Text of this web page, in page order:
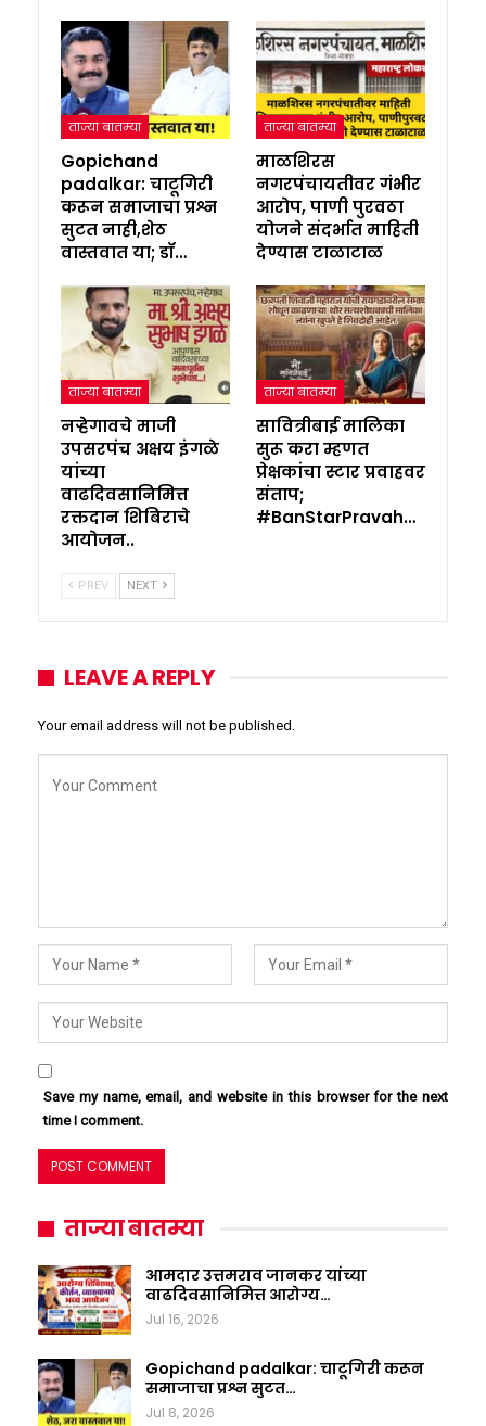
ताज्या बातम्या
Gopichand
padalkar: चाटूगिरी
करून समाजाचा प्रश्न
सुटत नाही,शेठ
वास्तवात या; डॉ…
ताज्या बातम्या
माळशिरस
नगरपंचायतीवर गंभीर
आरोप, पाणी पुरवठा
योजने संदर्भात माहिती
देण्यास टाळाटाळ
ताज्या बातम्या
नऱ्हेगावचे माजी
उपसरपंच अक्षय इंगळे
यांच्या
वाढदिवसानिमित्त
रक्तदान शिबिराचे
आयोजन..
ताज्या बातम्या
सावित्रीबाई मालिका
सुरू करा म्हणत
प्रेक्षकांचा स्टार प्रवाहवर
संताप;
#BanStarPravah…
PREV NEXT
LEAVE A REPLY
Your email address will not be published.
Save my name, email, and website in this browser for the next
time I comment.
ताज्या बातम्या
आमदार उत्तमराव जानकर यांच्या
वाढदिवसानिमित्त आरोग्य…
Jul 16, 2026
Gopichand padalkar: चाटूगिरी करून
समाजाचा प्रश्न सुटत…
Jul 8, 2026